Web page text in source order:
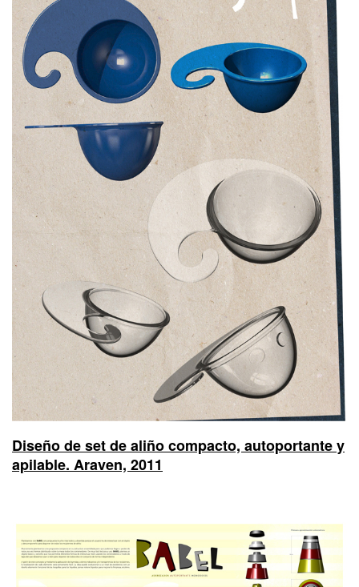
Diseño de set de aliño compacto, autoportante y
apilable. Araven, 2011